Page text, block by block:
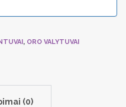
, ORO VALYTUVAI
(0)